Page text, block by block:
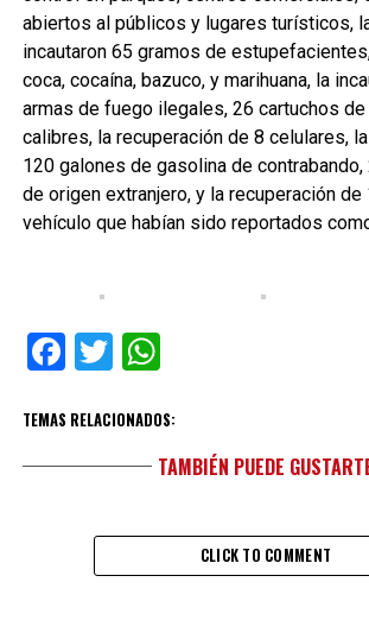
abiertos al públicos y lugares turísticos,
incautaron 65 gramos de
coca, cocaína, bazuco, y marihuana, la
armas de fuego ilegales, 26 cartuchos
calibres, la recuperación de 8 celulares,
120 galones de gasolina de
de origen extranjero, y la recuperación
vehículo que habían sido reportados
Facebook
TwitterWhatsApp
TEMAS RELACIONADOS:
TAMBIÉN PUEDE
CLICK TO COMMENT